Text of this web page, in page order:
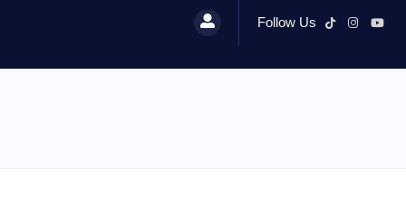
Follow Us